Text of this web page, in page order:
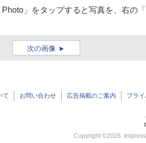
」をタップすると写真を、右の
次の画像
て お問い合わせ 広告掲載のご案内 プラ
Copyright ©2026